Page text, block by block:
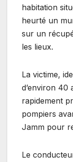
habitation
heurté un
sur un
les lieux.
La victime,
d’environ 40
rapidement
pompiers
Jamm pour
Le